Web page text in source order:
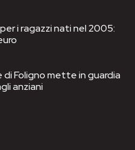
i ragazzi nati nel 2005:
Foligno mette in guardia
anziani